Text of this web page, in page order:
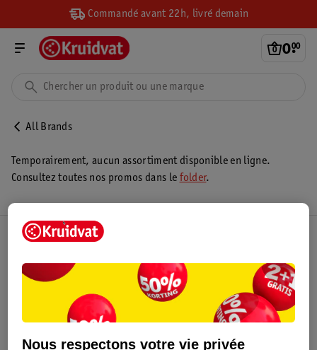
Commandé avant 22h, livré demain
0.
00
All Brands
Temporairement, aucun assortiment disponible en ligne.
Consultez toutes nos promos dans le folder.
Nous respectons votre vie privée